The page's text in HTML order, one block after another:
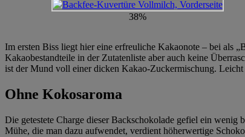
38%
Im ersten Biss liegt hier eine erfreuliche Kakaonote – bei als
Kakaobestandteile in der Zutatenliste aber auch keine
ist der Mund voll einer dicken Kakao-Zuckermischung. Leicht
Ohne Kokosaroma
Die getestete Charge dieser Backschokolade gefiel ein
Mühe, die man dazu aufwendet, verdient höherwertige